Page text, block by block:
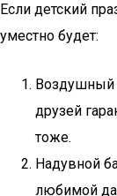
Если детский
уместно будет:
Воздушный
друзей
тоже.
Надувной
любимой